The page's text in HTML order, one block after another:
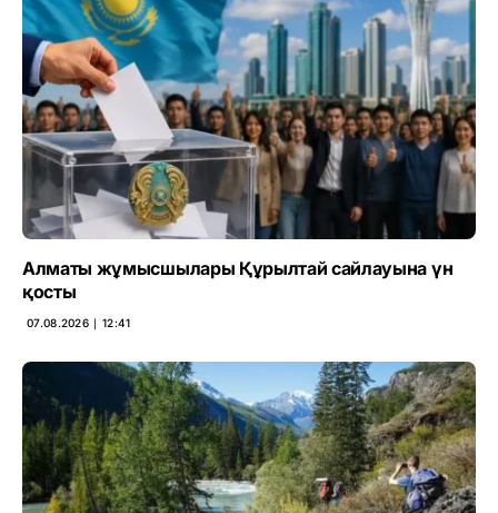
Алматы жұмысшылары Құрылтай сайлауына үн
қосты
07.08.2026 ∣ 12:41